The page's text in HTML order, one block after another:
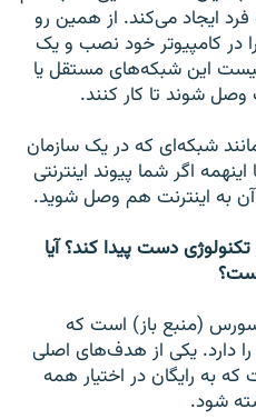
ایجاد می‌کند. از همین رو
در کامپیوتر خود نصب و یک
این شبکه‌های مستقل یا
وصل شوند تا کار کنند.
شبکه‌ای که در یک سازمان
اگر شما پیوند اینترنتی
آن به اینترنت هم وصل شوید.
دست پیدا کند؟ آیا
(منبع باز) است که
را دارد. یکی از هدف‌های اصلی
به رایگان در اختیار همه
شود.